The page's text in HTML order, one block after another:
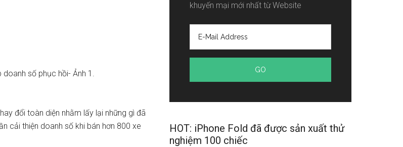
đổi toàn diện nhằm lấy lại những gì đã
cải thiện doanh số khi bán hơn 800 xe
khuyến mại mới nhất từ Website
HOT: iPhone Fold đã được sản xuất thử
nghiệm 100 chiếc